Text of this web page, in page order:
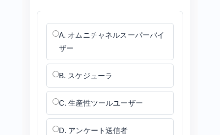
A. オムニチャネルスーパーバイ
ザー
B. スケジューラ
C. 生産性ツールユーザー
D. アンケート送信者